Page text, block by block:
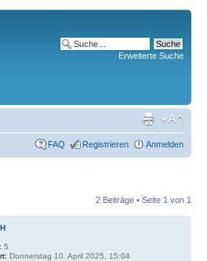
Erweiterte Suche
FAQ Registrieren Anmelden
2 Beiträge • Seite 1 von 1
5
Donnerstag 10. April 2025, 15:04